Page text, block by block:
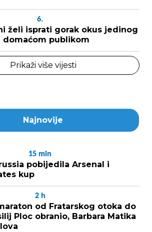
6.
želi isprati gorak okus jedinog
domaćom publikom
Prikaži više vijesti
Najnovije
15 min
pobijedila Arsenal i
kup
2 h
od Fratarskog otoka do
Ploc obranio, Barbara Matika